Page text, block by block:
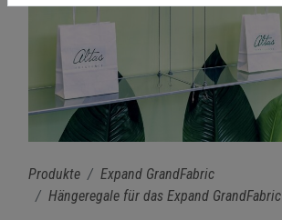
Produkte
Expand GrandFabric
Hängeregale für das Expand GrandFabric